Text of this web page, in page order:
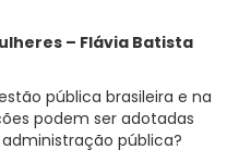
– Flávia Batista
pública brasileira e na
podem ser adotadas
pública?